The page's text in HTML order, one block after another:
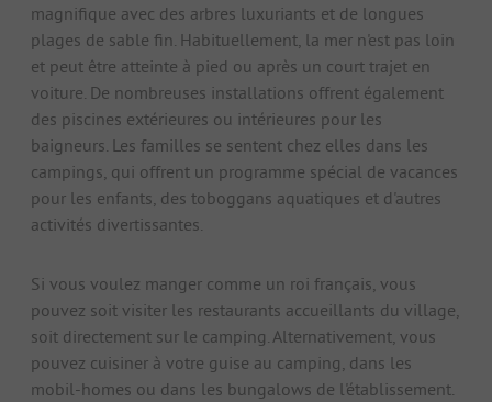
magnifique avec des arbres luxuriants et de longues
plages de sable fin. Habituellement, la mer n'est pas loin
et peut être atteinte à pied ou après un court trajet en
voiture. De nombreuses installations offrent également
des piscines extérieures ou intérieures pour les
baigneurs. Les familles se sentent chez elles dans les
campings, qui offrent un programme spécial de vacances
pour les enfants, des toboggans aquatiques et d'autres
activités divertissantes.
Si vous voulez manger comme un roi français, vous
pouvez soit visiter les restaurants accueillants du village,
soit directement sur le camping. Alternativement, vous
pouvez cuisiner à votre guise au camping, dans les
mobil-homes ou dans les bungalows de l'établissement.